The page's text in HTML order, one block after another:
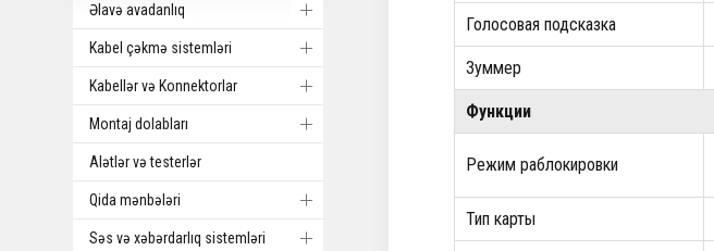
Əlavə avadanlıq
Kabel çəkmə sistemləri
Kabellər və Konnektorlar
Montaj dolabları
Alətlər və testerlər
Qida mənbələri
Səs və xəbərdarlıq sistemləri
Голосовая подсказка
Зуммер
Функции
Режим раблокировки
Тип карты